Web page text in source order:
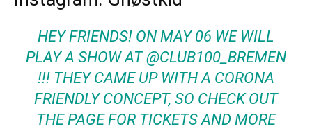
HEY FRIENDS! ON MAY 06 WE WILL
PLAY A SHOW AT @CLUB100_BREMEN
!!! THEY CAME UP WITH A CORONA
FRIENDLY CONCEPT, SO CHECK OUT
THE PAGE FOR TICKETS AND MORE